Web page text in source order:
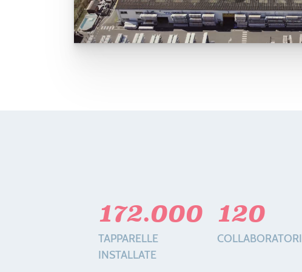
172.000
TAPPARELLE
INSTALLATE
120
COLLABORATORI